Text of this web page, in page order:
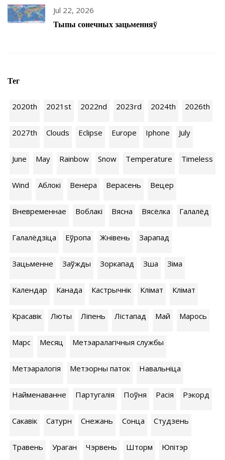
Jul 22, 2026
Тыпы сонечных зацьменняў
Тег
2020th 2021st 2022nd 2023rd 2024th 2026th
2027th Clouds Eclipse Europe Iphone July
June May Rainbow Snow Temperature Timeless
Wind Аблокі Венера Верасень Вецер
Вневременнае Воблакі Вясна Вясёлка Галалёд
Галалёдзіца Еўропа Жнівень Зарапад
Зацьменне Заўжды Зоркапад Зша Зіма
Календар Канада Кастрычнік Клiмат Клімат
Красавік Люты Ліпень Лістапад Май Марось
Марс Месяц Метэаралагічныя службы
Метэаралогія Метэорны паток Навальніца
Найменаванне Партугалія Поўня Расія Рэкорд
Сакавік Сатурн Снежань Сонца Студзень
Травень Ураган Чэрвень Шторм Юпітэр